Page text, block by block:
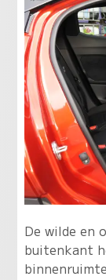
De wilde en
buitenkant